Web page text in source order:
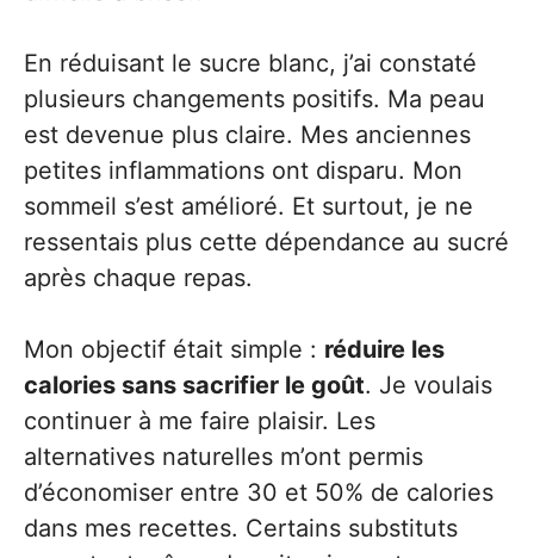
En réduisant le sucre blanc, j’ai constaté
plusieurs changements positifs. Ma peau
est devenue plus claire. Mes anciennes
petites inflammations ont disparu. Mon
sommeil s’est amélioré. Et surtout, je ne
ressentais plus cette dépendance au sucré
après chaque repas.
Mon objectif était simple : réduire les
calories sans sacrifier le goût. Je voulais
continuer à me faire plaisir. Les
alternatives naturelles m’ont permis
d’économiser entre 30 et 50% de calories
dans mes recettes. Certains substituts